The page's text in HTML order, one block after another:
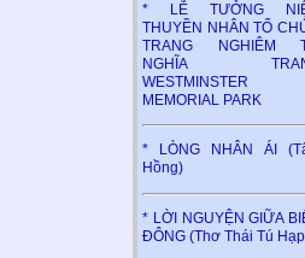
* LỄ TƯỞNG
THUYỀN NHÂN TỔ
TRANG NGHIÊM
NGHĨA
WESTMINSTER
MEMORIAL PARK
* LÒNG NHÂN ÁI
Hồng)
* LỜI NGUYỆN GIỮA
ĐÔNG (Thơ Thái Tú